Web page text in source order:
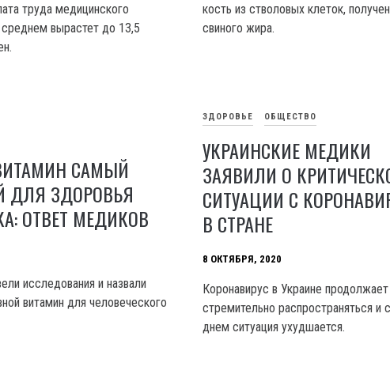
труда медицинского
вырастет до 13,5
кость из стволовых клеток,
свиного жира.
ЗДОРОВЬЕ ОБЩЕСТВО
УКРАИНСКИЕ МЕДИКИ
ЗАЯВИЛИ О
СИТУАЦИИ С
В СТРАНЕ
8 ОКТЯБРЯ, 2020
Коронавирус в Украине продолжает
стремительно распространяться
днем ситуация ухудшается.
САМЫЙ
ДЛЯ ЗДОРОВЬЯ
ОТВЕТ МЕДИКОВ
исследования и назвали
витамин для человеческого